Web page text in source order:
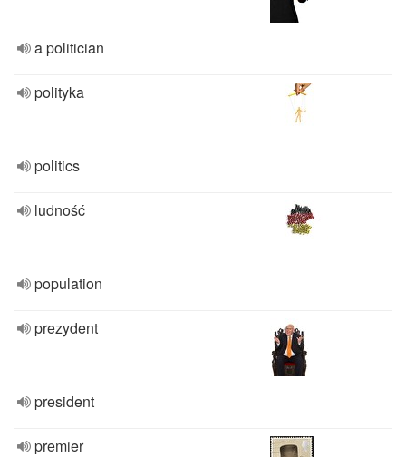
a politician
polityka
politics
ludność
population
prezydent
president
premier